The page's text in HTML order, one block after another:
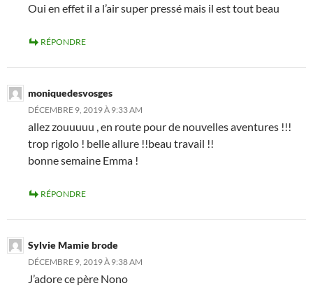
Oui en effet il a l’air super pressé mais il est tout beau
RÉPONDRE
moniquedesvosges
DÉCEMBRE 9, 2019 À 9:33 AM
allez zouuuuu , en route pour de nouvelles aventures !!!
trop rigolo ! belle allure !!beau travail !!
bonne semaine Emma !
RÉPONDRE
Sylvie Mamie brode
DÉCEMBRE 9, 2019 À 9:38 AM
J’adore ce père Nono